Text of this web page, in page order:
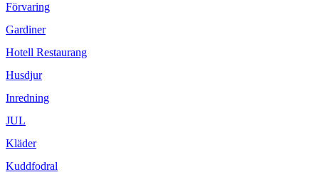
Förvaring
Gardiner
Hotell Restaurang
Husdjur
Inredning
JUL
Kläder
Kuddfodral